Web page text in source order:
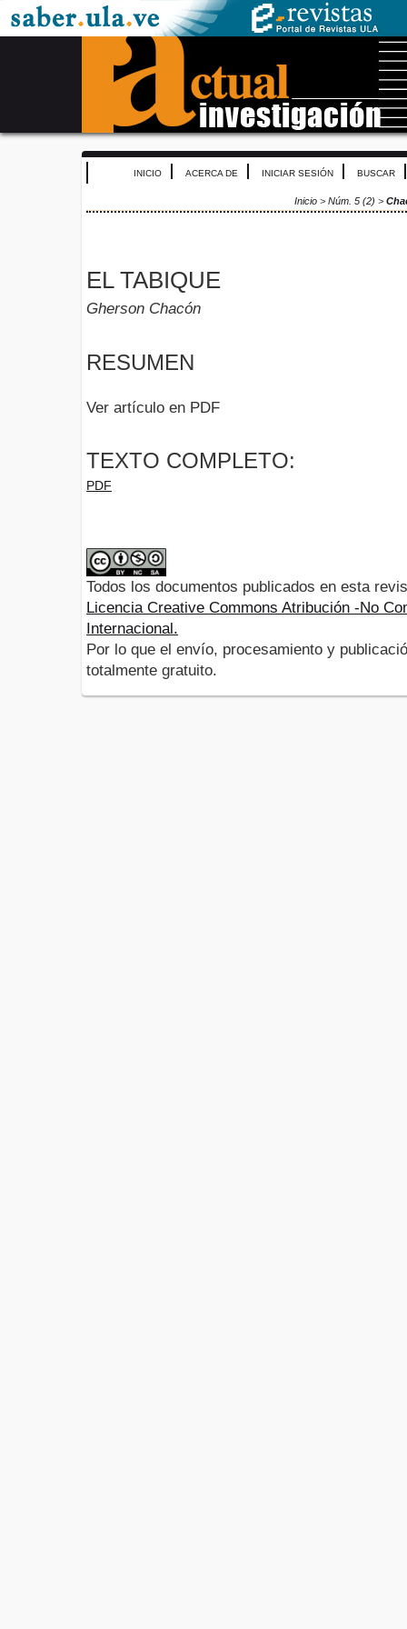
INICIO ACERCA DE INICIAR SESIÓN BUSCAR
Inicio > Núm. 5 (2) >
EL TABIQUE
Gherson Chacón
RESUMEN
Ver artículo en PDF
TEXTO COMPLETO:
PDF
Todos los documentos publicados en esta
Licencia Creative Commons Atribución -No
Internacional.
Por lo que el envío, procesamiento y
totalmente gratuito.